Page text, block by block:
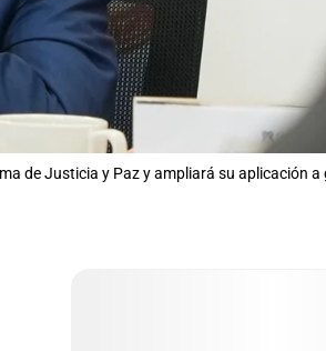
de Justicia y Paz y ampliará su aplicación